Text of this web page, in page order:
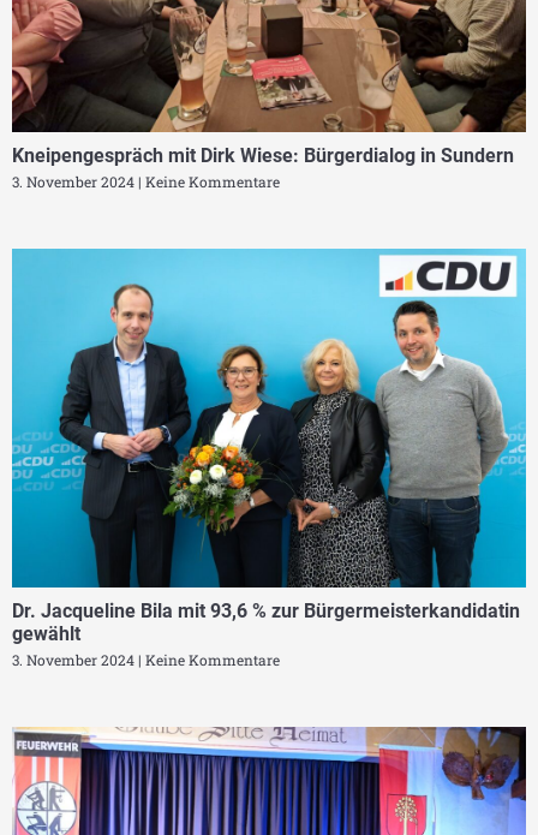
Kneipengespräch mit Dirk Wiese: Bürgerdialog in Sundern
3. November 2024 Keine Kommentare
Dr. Jacqueline Bila mit 93,6 % zur Bürgermeisterkandidatin
gewählt
3. November 2024 Keine Kommentare